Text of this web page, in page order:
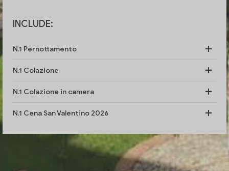
INCLUDE:
N.1 Pernottamento
N.1 Colazione
N.1 Colazione in camera
N.1 Cena San Valentino 2026